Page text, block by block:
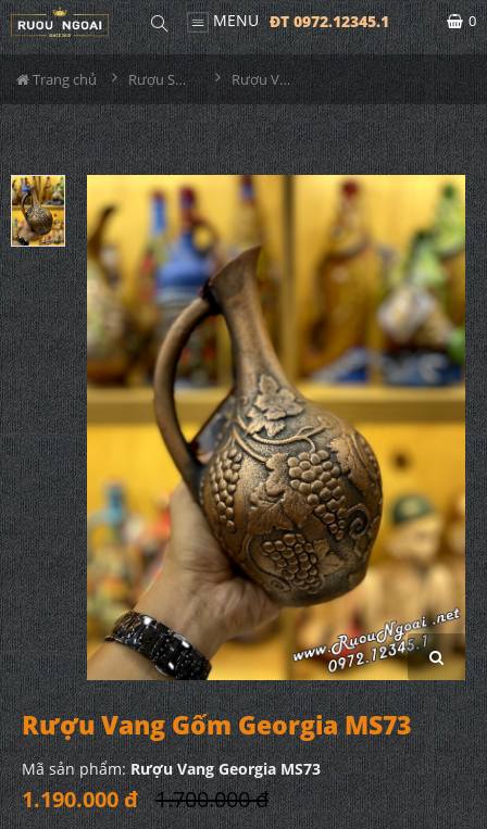
MENU ĐT 0972.12345.1 0
Trang chủ Rượu Sưu Tầm - Nga Rượu Vang Gốm Georgia MS73
Rượu Vang Gốm Georgia MS73
Mã sản phẩm:Rượu Vang Georgia MS73
1.190.000 đ 1.700.000 đ